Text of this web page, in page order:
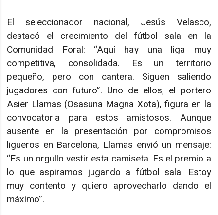
El seleccionador nacional, Jesús Velasco,
destacó el crecimiento del fútbol sala en la
Comunidad Foral: “Aquí hay una liga muy
competitiva, consolidada. Es un territorio
pequeño, pero con cantera. Siguen saliendo
jugadores con futuro”. Uno de ellos, el portero
Asier Llamas (Osasuna Magna Xota), figura en la
convocatoria para estos amistosos. Aunque
ausente en la presentación por compromisos
ligueros en Barcelona, Llamas envió un mensaje:
“Es un orgullo vestir esta camiseta. Es el premio a
lo que aspiramos jugando a fútbol sala. Estoy
muy contento y quiero aprovecharlo dando el
máximo”.